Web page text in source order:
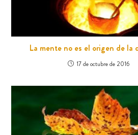
La mente no es el origen de la
17 de octubre de 2016